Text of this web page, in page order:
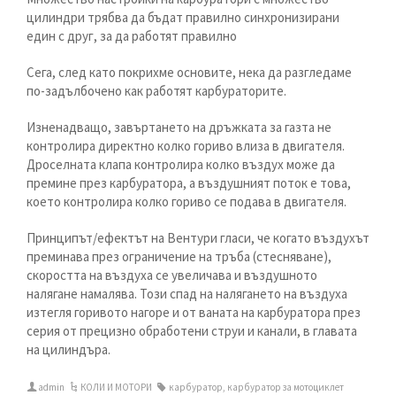
цилиндри трябва да бъдат правилно синхронизирани
един с друг, за да работят правилно
Сега, след като покрихме основите, нека да разгледаме
по-задълбочено как работят карбураторите.
Изненадващо, завъртането на дръжката за газта не
контролира директно колко гориво влиза в двигателя.
Дроселната клапа контролира колко въздух може да
премине през карбуратора, а въздушният поток е това,
което контролира колко гориво се подава в двигателя.
Принципът/ефектът на Вентури гласи, че когато въздухът
преминава през ограничение на тръба (стесняване),
скоростта на въздуха се увеличава и въздушното
налягане намалява. Този спад на налягането на въздуха
изтегля горивото нагоре и от ваната на карбуратора през
серия от прецизно обработени струи и канали, в главата
на цилиндъра.
admin КОЛИ И МОТОРИ карбуратор, карбуратор за мотоциклет